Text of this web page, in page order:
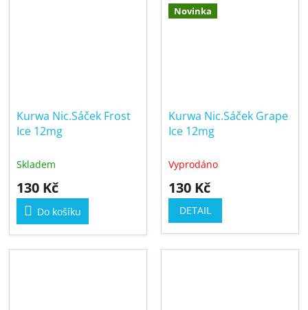
Kurwa Nic.Sáček Frost
Ice 12mg
Skladem
130 Kč
Do košíku
Novinka
Kurwa Nic.Sáček Grape
Ice 12mg
Vyprodáno
130 Kč
DETAIL